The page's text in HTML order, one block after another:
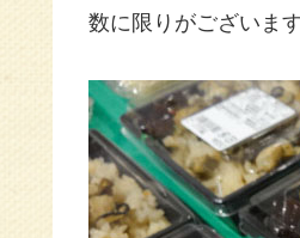
数に限りがございま